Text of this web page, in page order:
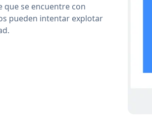
que se encuentre con
pueden intentar explotar